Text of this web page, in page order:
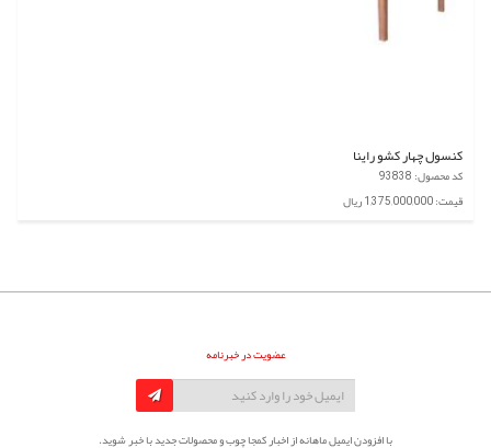
کنسول چهار کشو راینا
کد محصول: 93838
قیمت: 1,375,000,000 ریال
عضویت در خبرنامه
با افزودن ایمیل ماهانه از اخبار کمجا چوب و محصولات جدید با خبر شوید.